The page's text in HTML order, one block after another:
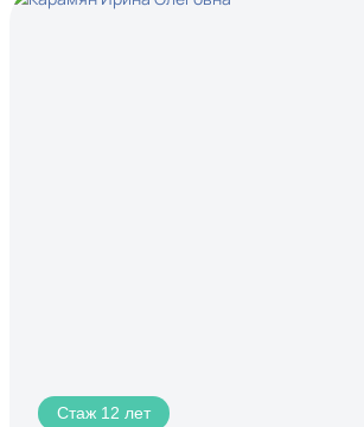
Стаж 12 лет